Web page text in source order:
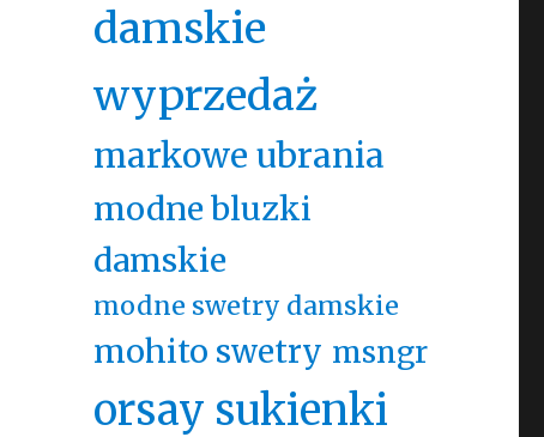
damskie
wyprzedaż
markowe ubrania
modne bluzki
damskie
modne swetry damskie
mohito swetry msngr
orsay sukienki